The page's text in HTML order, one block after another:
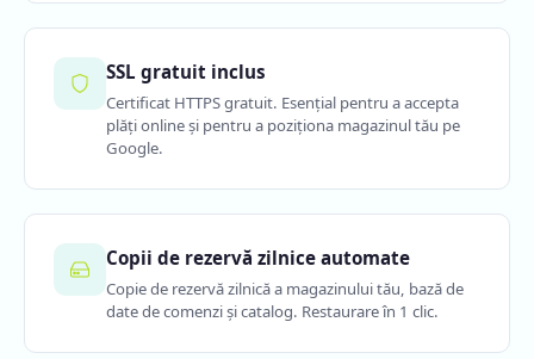
SSL gratuit inclus
Certificat HTTPS gratuit. Esențial pentru a accepta
plăți online și pentru a poziționa magazinul tău pe
Google.
Copii de rezervă zilnice automate
Copie de rezervă zilnică a magazinului tău, bază de
date de comenzi și catalog. Restaurare în 1 clic.